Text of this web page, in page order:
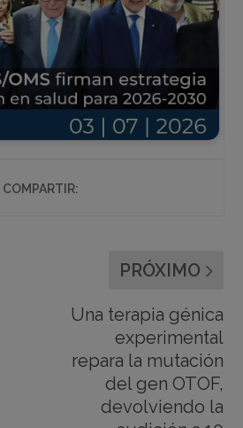
COMPARTIR:
PRÓXIMO
Una terapia génica
experimental
repara la mutación
del gen OTOF,
devolviendo la